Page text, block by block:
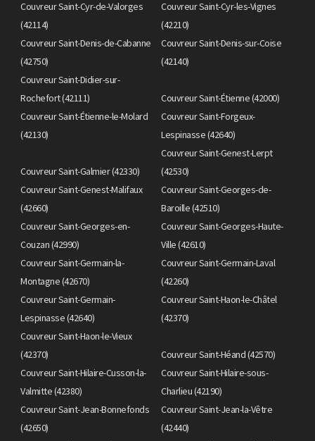
Couvreur Saint-Cyr-de-Valorges
(42114)
Couvreur Saint-Cyr-les-Vignes
(42210)
Couvreur Saint-Denis-de-Cabanne
(42750)
Couvreur Saint-Denis-sur-Coise
(42140)
Couvreur Saint-Didier-sur-
Rochefort (42111)
Couvreur Saint-Étienne (42000)
Couvreur Saint-Étienne-le-Molard
(42130)
Couvreur Saint-Forgeux-
Lespinasse (42640)
Couvreur Saint-Galmier (42330)
Couvreur Saint-Genest-Lerpt
(42530)
Couvreur Saint-Genest-Malifaux
(42660)
Couvreur Saint-Georges-de-
Baroille (42510)
Couvreur Saint-Georges-en-
Couzan (42990)
Couvreur Saint-Georges-Haute-
Ville (42610)
Couvreur Saint-Germain-la-
Montagne (42670)
Couvreur Saint-Germain-Laval
(42260)
Couvreur Saint-Germain-
Lespinasse (42640)
Couvreur Saint-Haon-le-Châtel
(42370)
Couvreur Saint-Haon-le-Vieux
(42370)
Couvreur Saint-Héand (42570)
Couvreur Saint-Hilaire-Cusson-la-
Valmitte (42380)
Couvreur Saint-Hilaire-sous-
Charlieu (42190)
Couvreur Saint-Jean-Bonnefonds
(42650)
Couvreur Saint-Jean-la-Vêtre
(42440)